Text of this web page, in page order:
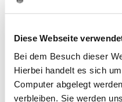
Diese Webseite
Bei dem Besuch dieser
Hierbei handelt es sich
Computer abgelegt
verbleiben. Sie werden
17
18 19
31
Zur